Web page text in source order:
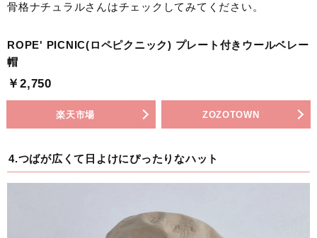
骨格ナチュラルさんはチェックしてみてください。
ROPE' PICNIC(ロペピクニック) プレート付きウールベレー
帽
￥2,750
楽天市場 ZOZOTOWN
4.つばが広くて日よけにぴったりなハット